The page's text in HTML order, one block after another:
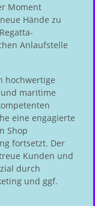
Moment
Hände zu
Anlaufstelle
hochwertige
maritime
eine engagierte
Shop
fortsetzt. Der
Kunden und
durch
und ggf.